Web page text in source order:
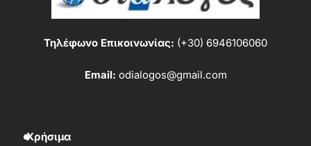
Τηλέφωνο Επικοινωνίας: (+30) 6946106060
Email: odialogos@gmail.com
Χρήσιμα